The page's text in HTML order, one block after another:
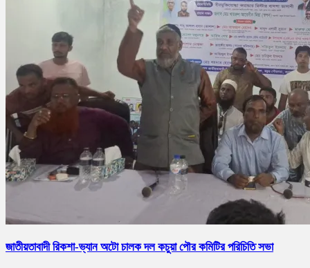
জাতীয়তাবাদী রিকশা-ভ্যান অটো চালক দল কচুয়া পৌর কমিটির পরিচিতি সভা